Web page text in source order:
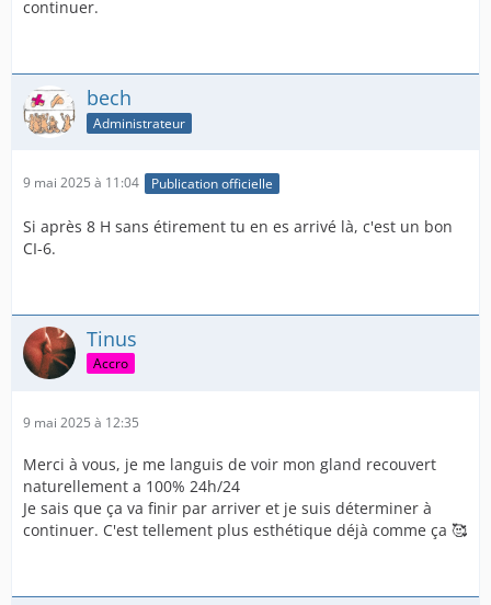
continuer.
bech
Administrateur
9 mai 2025 à 11:04 Publication officielle
Si après 8 H sans étirement tu en es arrivé là, c'est un bon
CI-6.
Tinus
Accro
9 mai 2025 à 12:35
Merci à vous, je me languis de voir mon gland recouvert
naturellement a 100% 24h/24
Je sais que ça va finir par arriver et je suis déterminer à
continuer. C'est tellement plus esthétique déjà comme ça 🥰